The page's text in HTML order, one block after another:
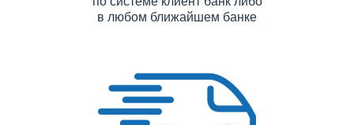
в любом ближайшем банке